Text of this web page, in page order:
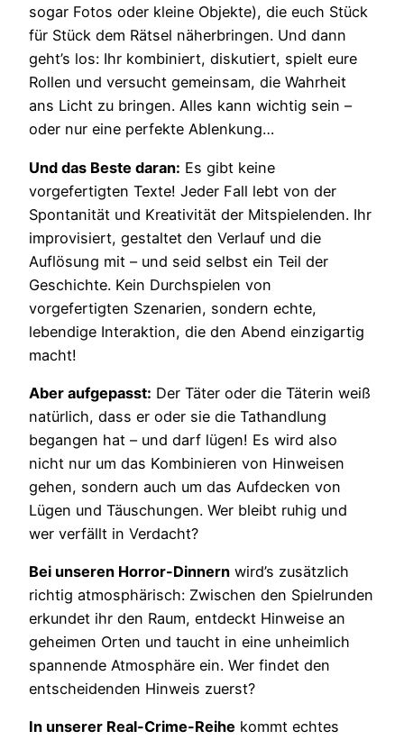
sogar Fotos oder kleine Objekte), die euch Stück
für Stück dem Rätsel näherbringen. Und dann
geht’s los: Ihr kombiniert, diskutiert, spielt eure
Rollen und versucht gemeinsam, die Wahrheit
ans Licht zu bringen. Alles kann wichtig sein –
oder nur eine perfekte Ablenkung…
Und das Beste daran: Es gibt keine
vorgefertigten Texte! Jeder Fall lebt von der
Spontanität und Kreativität der Mitspielenden. Ihr
improvisiert, gestaltet den Verlauf und die
Auflösung mit – und seid selbst ein Teil der
Geschichte. Kein Durchspielen von
vorgefertigten Szenarien, sondern echte,
lebendige Interaktion, die den Abend einzigartig
macht!
Aber aufgepasst: Der Täter oder die Täterin weiß
natürlich, dass er oder sie die Tathandlung
begangen hat – und darf lügen! Es wird also
nicht nur um das Kombinieren von Hinweisen
gehen, sondern auch um das Aufdecken von
Lügen und Täuschungen. Wer bleibt ruhig und
wer verfällt in Verdacht?
Bei unseren Horror-Dinnern wird’s zusätzlich
richtig atmosphärisch: Zwischen den Spielrunden
erkundet ihr den Raum, entdeckt Hinweise an
geheimen Orten und taucht in eine unheimlich
spannende Atmosphäre ein. Wer findet den
entscheidenden Hinweis zuerst?
In unserer Real-Crime-Reihe kommt echtes